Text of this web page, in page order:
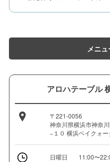
メニ
アロハテーブル
〒221-0056
神奈川県横浜市神奈川
−１０ 横浜ベイクォー
日曜日 11:00〜